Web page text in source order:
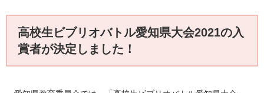
高校生ビブリオバトル愛知県大会2021の入
賞者が決定しました！